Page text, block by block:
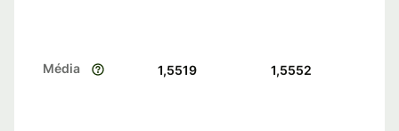
Média 1,5519 1,5552